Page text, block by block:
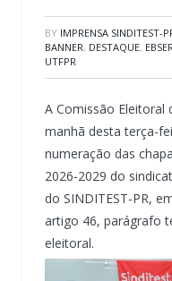
BY IMPRENSA SINDITEST-
BANNER, DESTAQUE,
UTFPR
A Comissão Eleitoral
manhã desta terça-
numeração das
2026-2029 do
do SINDITEST-PR,
artigo 46, parágrafo
eleitoral.